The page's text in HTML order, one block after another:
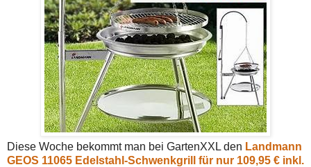
Diese Woche bekommt man bei GartenXXL den Landmann
GEOS 11065 Edelstahl-Schwenkgrill für nur 109,95 € inkl.